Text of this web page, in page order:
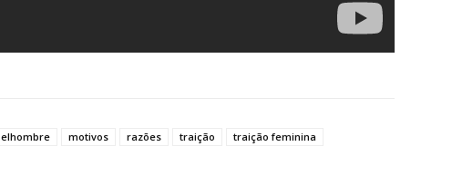
elhombre motivos razões traição
traição feminina